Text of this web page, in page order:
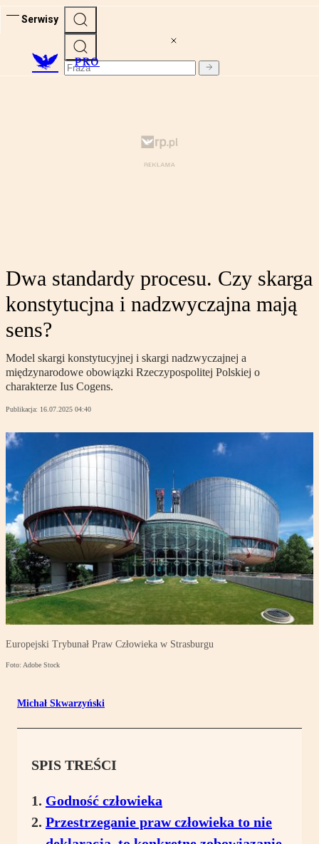
Serwisy
PRO
Dwa standardy procesu. Czy skarga
konstytucjna i nadzwyczajna mają
sens?
Model skargi konstytucyjnej i skargi nadzwyczajnej a
międzynarodowe obowiązki Rzeczypospolitej Polskiej o
charakterze Ius Cogens.
Publikacja: 16.07.2025 04:40
Europejski Trybunał Praw Człowieka w Strasburgu
Foto: Adobe Stock
Michał Skwarzyński
SPIS TREŚCI
Godność człowieka
Przestrzeganie praw człowieka to nie